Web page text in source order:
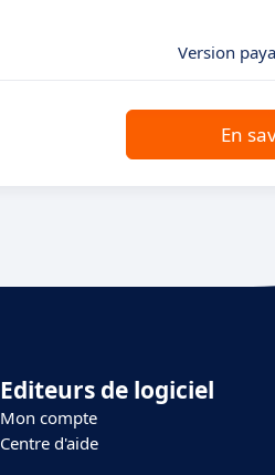
Version
En
Editeurs de logiciel
Mon compte
Centre d'aide